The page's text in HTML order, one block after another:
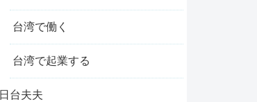
台湾で働く
台湾で起業する
日台夫夫